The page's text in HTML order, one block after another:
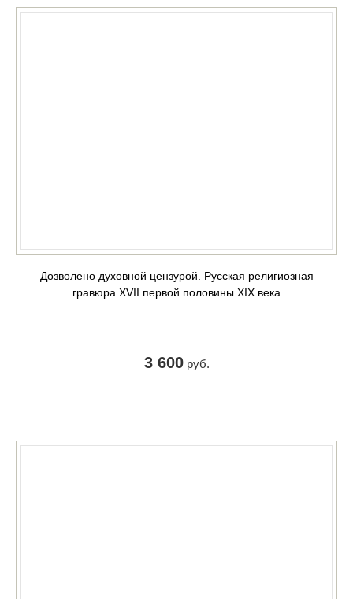
Дозволено духовной цензурой. Русская религиозная
гравюра XVII первой половины XIX века
3 600руб.